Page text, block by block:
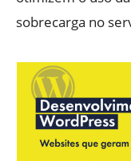
sobrecarga no